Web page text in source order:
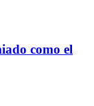
como el